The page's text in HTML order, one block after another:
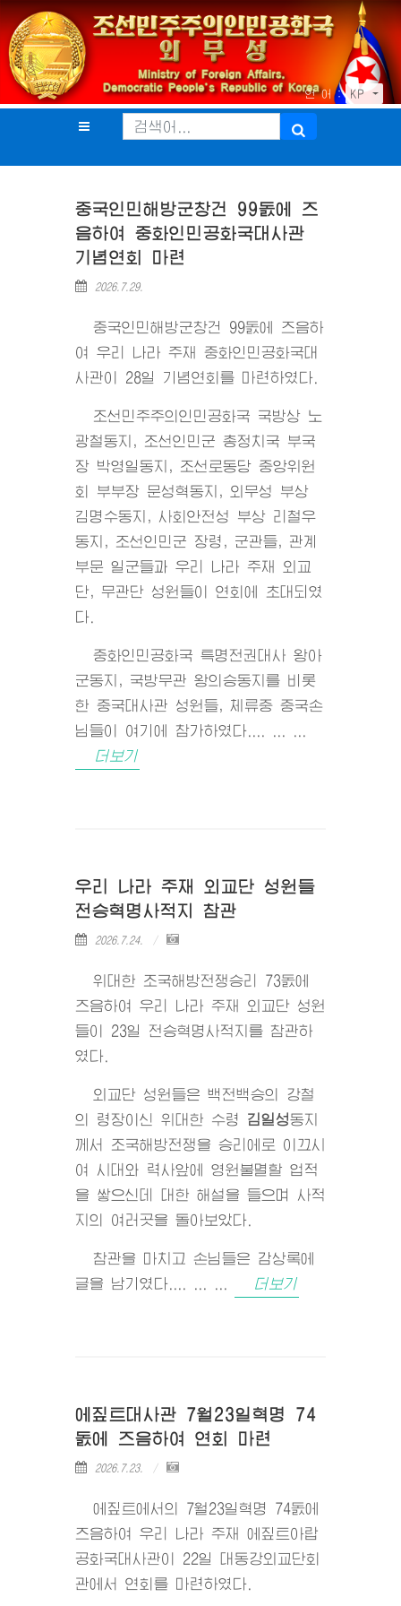
언 어 : KP
중국인민해방군창건 99돐에 즈
음하여 중화인민공화국대사관
기념연회 마련
2026.7.29.
중국인민해방군창건 99돐에 즈음하
여 우리 나라 주재 중화인민공화국대
사관이 28일 기념연회를 마련하였다.
조선민주주의인민공화국 국방상 노
광철동지, 조선인민군 총정치국 부국
장 박영일동지, 조선로동당 중앙위원
회 부부장 문성혁동지, 외무성 부상
김명수동지, 사회안전성 부상 리철우
동지, 조선인민군 장령, 군관들, 관계
부문 일군들과 우리 나라 주재 외교
단, 무관단 성원들이 연회에 초대되였
다.
중화인민공화국 특명전권대사 왕아
군동지, 국방무관 왕의승동지를 비롯
한 중국대사관 성원들, 체류중 중국손
님들이 여기에 참가하였다.... ... ...
더보기
우리 나라 주재 외교단 성원들
전승혁명사적지 참관
2026.7.24.
위대한 조국해방전쟁승리 73돐에
즈음하여 우리 나라 주재 외교단 성원
들이 23일 전승혁명사적지를 참관하
였다.
외교단 성원들은 백전백승의 강철
의 령장이신 위대한 수령 김일성동지
께서 조국해방전쟁을 승리에로 이끄시
여 시대와 력사앞에 영원불멸할 업적
을 쌓으신데 대한 해설을 들으며 사적
지의 여러곳을 돌아보았다.
참관을 마치고 손님들은 감상록에
글을 남기였다.... ... ...
더보기
에짚트대사관 7월23일혁명 74
돐에 즈음하여 연회 마련
2026.7.23.
에짚트에서의 7월23일혁명 74돐에
즈음하여 우리 나라 주재 에짚트아랍
공화국대사관이 22일 대동강외교단회
관에서 연회를 마련하였다.